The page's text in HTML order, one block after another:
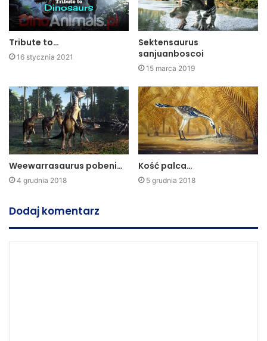
Tribute to…
16 stycznia 2021
Sektensaurus
sanjuanboscoi
15 marca 2019
Weewarrasaurus pobeni…
4 grudnia 2018
Kość palca…
5 grudnia 2018
Dodaj komentarz